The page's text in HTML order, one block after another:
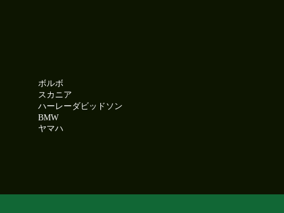
ボルボ
スカニア
ハーレーダビッドソン
BMW
ヤマハ